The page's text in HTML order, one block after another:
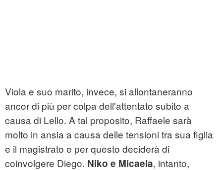
Viola e suo marito, invece, si allontaneranno
ancor di più per colpa dell'attentato subito a
causa di Lello. A tal proposito, Raffaele sarà
molto in ansia a causa delle tensioni tra sua figlia
e il magistrato e per questo deciderà di
coinvolgere Diego. Niko e Micaela, intanto,